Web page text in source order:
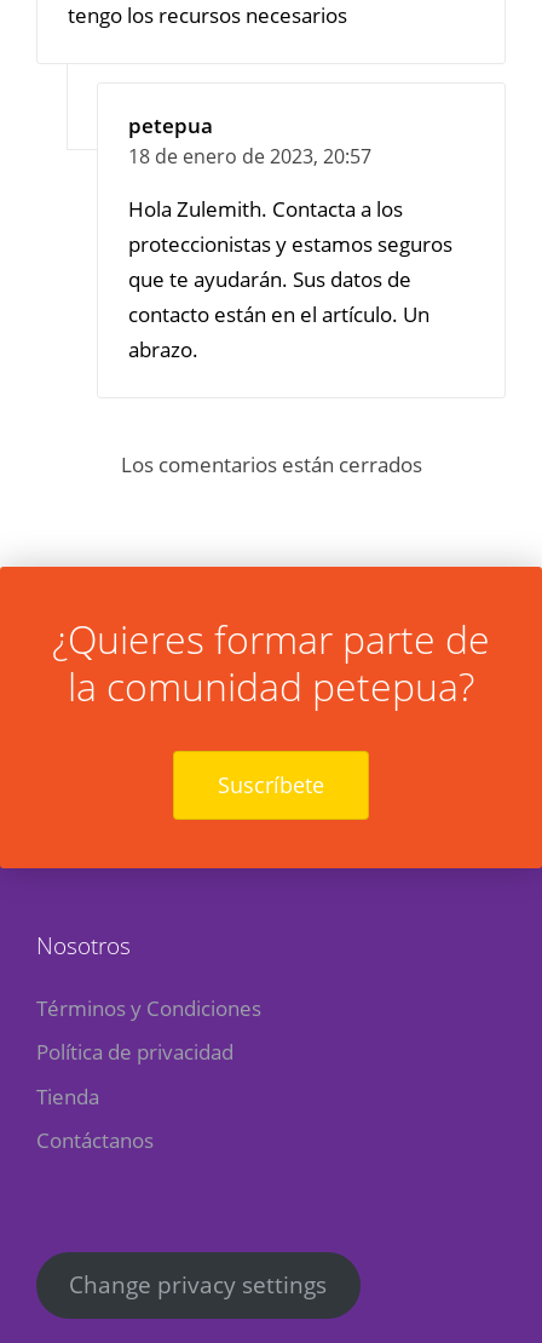
tengo los recursos necesarios
petepua
18 de enero de 2023, 20:57
Hola Zulemith. Contacta a los
proteccionistas y estamos seguros
que te ayudarán. Sus datos de
contacto están en el artículo. Un
abrazo.
Los comentarios están cerrados
¿Quieres formar parte de
la comunidad petepua?
Suscríbete
Nosotros
Términos y Condiciones
Política de privacidad
Tienda
Contáctanos
Change privacy settings